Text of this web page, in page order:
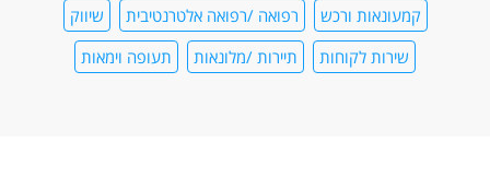
קמעונאות ורכש
רפואה /רפואה אלטרנטיבית
שיווק
שירות לקוחות
תיירות /מלונאות תעופה וימאות